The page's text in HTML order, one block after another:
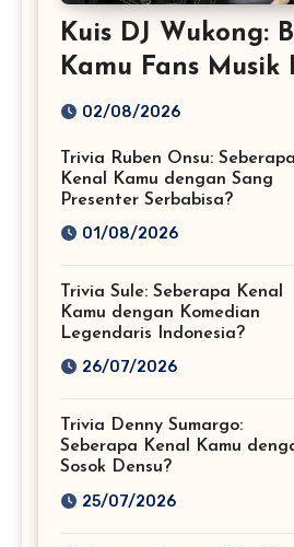
Kuis DJ Wukong:
Kamu Fans Musik
Sejati!
02/08/2026
Trivia Ruben Onsu: Seberapa
Kenal Kamu dengan Sang
Presenter Serbabisa?
01/08/2026
Trivia Sule: Seberapa Kenal
Kamu dengan Komedian
Legendaris Indonesia?
26/07/2026
Trivia Denny Sumargo:
Seberapa Kenal Kamu
Sosok Densu?
25/07/2026